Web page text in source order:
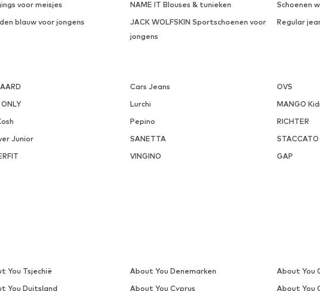
voor meisjes NAME IT Blouses & tunieken
Schoenen
blauw voor jongens
JACK WOLFSKIN Sportschoenen voor
jongens
Regular
Cars Jeans
OVS
Lurchi
MANGO
Pepino
RICHTER
Junior SANETTA
STACCATO
VINGINO GAP
You Tsjechië About You Denemarken
About You
You Duitsland About You Cyprus About You